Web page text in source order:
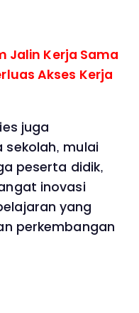
Jalin Kerja Sama
Akses Kerja
juga
sekolah, mulai
peserta didik,
inovasi
yang
perkembangan